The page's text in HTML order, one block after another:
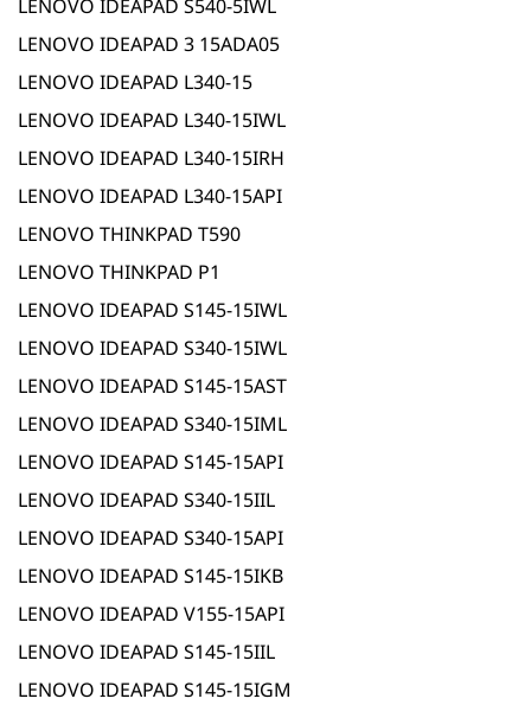
LENOVO IDEAPAD S540-5IWL
LENOVO IDEAPAD 3 15ADA05
LENOVO IDEAPAD L340-15
LENOVO IDEAPAD L340-15IWL
LENOVO IDEAPAD L340-15IRH
LENOVO IDEAPAD L340-15API
LENOVO THINKPAD T590
LENOVO THINKPAD P1
LENOVO IDEAPAD S145-15IWL
LENOVO IDEAPAD S340-15IWL
LENOVO IDEAPAD S145-15AST
LENOVO IDEAPAD S340-15IML
LENOVO IDEAPAD S145-15API
LENOVO IDEAPAD S340-15IIL
LENOVO IDEAPAD S340-15API
LENOVO IDEAPAD S145-15IKB
LENOVO IDEAPAD V155-15API
LENOVO IDEAPAD S145-15IIL
LENOVO IDEAPAD S145-15IGM